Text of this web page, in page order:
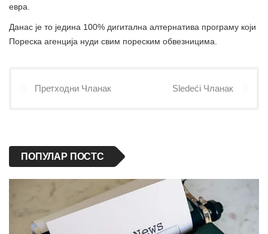
евра.
Данас је то једина 100% дигитална алтернатива програму који
Пореска агенција нуди свим пореским обвезницима.
Претходни Чланак Sledeći Чланак
ПОПУЛАР ПОСТС